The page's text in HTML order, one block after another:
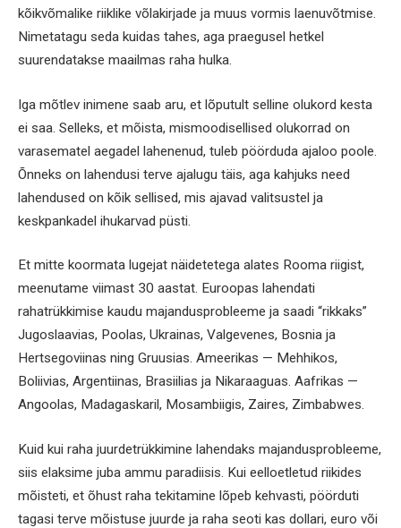
kõikvõmalike riiklike võlakirjade ja muus vormis laenuvõtmise.
Nimetatagu seda kuidas tahes, aga praegusel hetkel
suurendatakse maailmas raha hulka.
Iga mõtlev inimene saab aru, et lõputult selline olukord kesta
ei saa. Selleks, et mõista, mismoodisellised olukorrad on
varasematel aegadel lahenenud, tuleb pöörduda ajaloo poole.
Õnneks on lahendusi terve ajalugu täis, aga kahjuks need
lahendused on kõik sellised, mis ajavad valitsustel ja
keskpankadel ihukarvad püsti.
Et mitte koormata lugejat näidetetega alates Rooma riigist,
meenutame viimast 30 aastat. Euroopas lahendati
rahatrükkimise kaudu majandusprobleeme ja saadi “rikkaks”
Jugoslaavias, Poolas, Ukrainas, Valgevenes, Bosnia ja
Hertsegoviinas ning Gruusias. Ameerikas — Mehhikos,
Boliivias, Argentiinas, Brasiilias ja Nikaraaguas. Aafrikas —
Angoolas, Madagaskaril, Mosambiigis, Zaires, Zimbabwes.
Kuid kui raha juurdetrükkimine lahendaks majandusprobleeme,
siis elaksime juba ammu paradiisis. Kui eelloetletud riikides
mõisteti, et õhust raha tekitamine lõpeb kehvasti, pöörduti
tagasi terve mõistuse juurde ja raha seoti kas dollari, euro või